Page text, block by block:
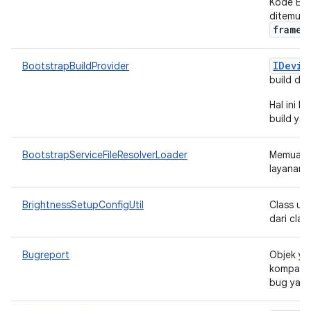
BootstrapBuildProvider
build
Hal ini
build
BootstrapServiceFileResolverLoader
Memuat
layanan.
BrightnessSetupConfigUtil
Class
dari
Bugreport
Objek
bug